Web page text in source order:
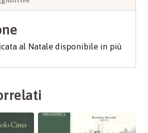
al Natale disponibile in più